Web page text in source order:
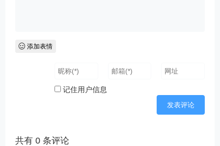
添加表情
记住用户信息
共有0 条评论